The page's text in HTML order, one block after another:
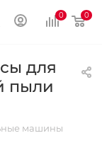
0 0
для
пыли
машины